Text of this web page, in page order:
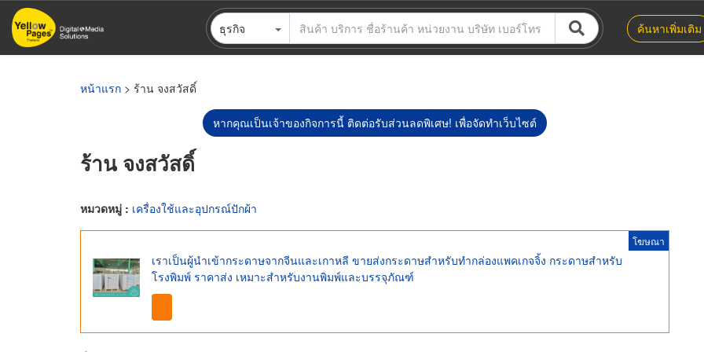
ข้าม
ไป
ธุรกิจ ค้นหาเพิ่มเติม
หน้าแรก > ร้าน จงสวัสดิ์
หากคุณเป็นเจ้าของกิจการนี้ ติดต่อรับส่วนลดพิเศษ! เพื่อจัดทำเว็บไซต์
ร้าน จงสวัสดิ์
หมวดหมู่ : เครื่องใช้และอุปกรณ์ปักผ้า
โฆษณา
เราเป็นผู้นำเข้ากระดาษจากจีนและเกาหลี ขายส่งกระดาษสำหรับทำกล่องแพคเกจจิ้ง กระดาษสำหรับ
โรงพิมพ์ ราคาส่ง เหมาะสำหรับงานพิมพ์และบรรจุภัณฑ์